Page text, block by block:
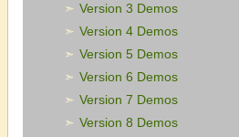
Version 3 Demos
Version 4 Demos
Version 5 Demos
Version 6 Demos
Version 7 Demos
Version 8 Demos